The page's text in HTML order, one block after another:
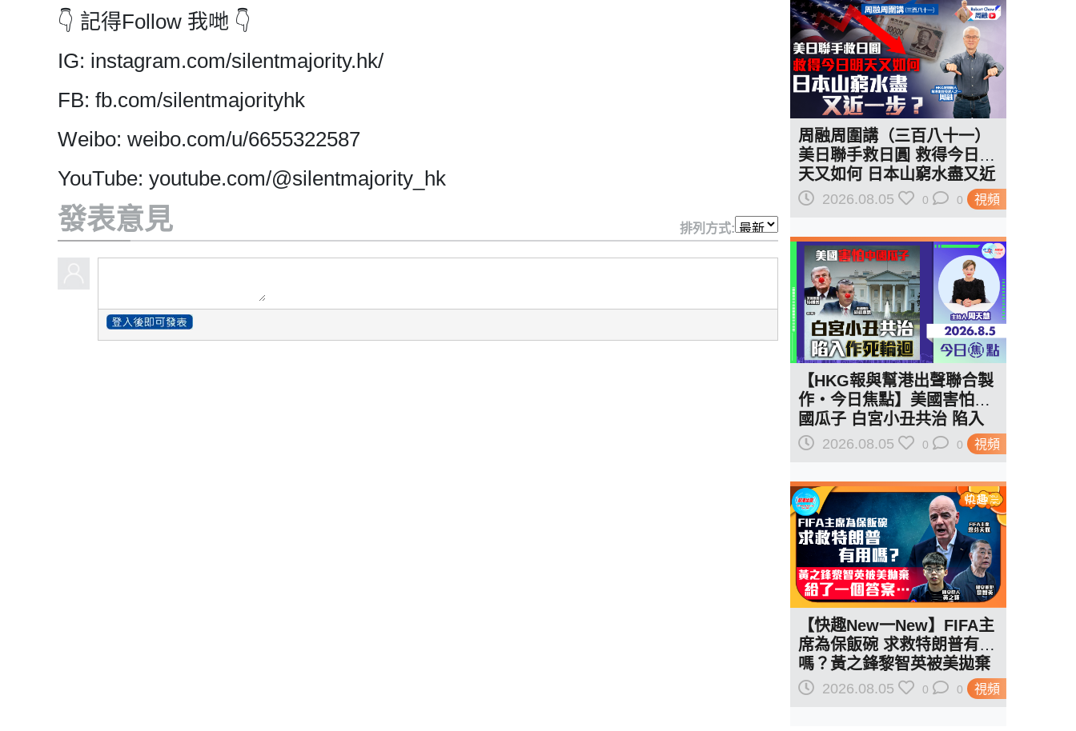
👇 記得Follow 我哋 👇
IG: instagram.com/silentmajority.hk/
FB: fb.com/silentmajorityhk
Weibo: weibo.com/u/6655322587
YouTube: youtube.com/@silentmajority_hk
發表意見 排列方式:
視頻
周融周圍講（三百八十一）
美日聯手救日圓 救得今日明
天又如何 日本山窮水盡又近
一步？2026.08.05 0 0
視頻
【HKG報與幫港出聲聯合製
作‧今日焦點】美國害怕中
國瓜子 白宮小丑共治 陷入
作死輪迴
2026.08.05 0 0
視頻
【快趣New一New】FIFA主
席為保飯碗 求救特朗普有用
嗎？黃之鋒黎智英被美拋棄
給了一個答案…
2026.08.05 0 0